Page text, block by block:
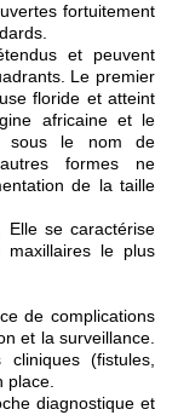
fortuitement
et peuvent
Le premier
floride et atteint
africaine et le
sous le nom de
formes ne
de la taille
Elle se caractérise
maxillaires le plus
de complications
et la surveillance.
(fistules,
diagnostique et